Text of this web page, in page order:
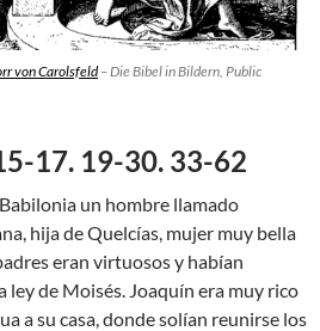
von Carolsfeld– Die Bibel in Bildern, Public
17. 19-30. 33-62
un hombre llamado
hija de Quelcías, mujer muy bella
eran virtuosos y habían
ley de Moisés. Joaquín era muy rico
a su casa, donde solían reunirse los